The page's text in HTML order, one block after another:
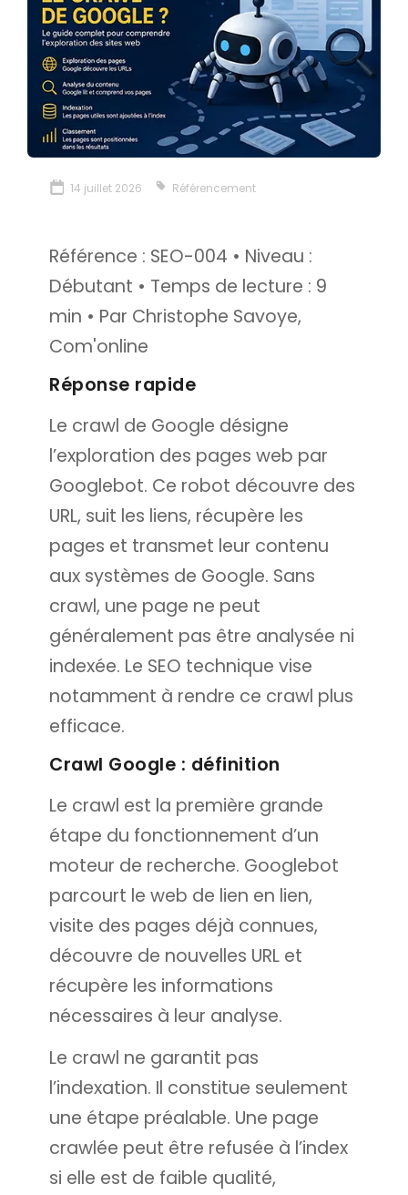
Emailing & newsletter
Envoi SMS
Google/Facebook Ads
Réseaux sociaux
Créations graphiques
14 juillet 2026 Référencement
Référence : SEO-004 • Niveau :
Débutant • Temps de lecture : 9
min • Par Christophe Savoye,
Com'online
Réponse rapide
Le crawl de Google désigne
l’exploration des pages web par
Googlebot. Ce robot découvre des
URL, suit les liens, récupère les
pages et transmet leur contenu
aux systèmes de Google. Sans
crawl, une page ne peut
généralement pas être analysée ni
indexée. Le SEO technique vise
notamment à rendre ce crawl plus
efficace.
Crawl Google : définition
Le crawl est la première grande
étape du fonctionnement d’un
moteur de recherche. Googlebot
parcourt le web de lien en lien,
visite des pages déjà connues,
découvre de nouvelles URL et
récupère les informations
nécessaires à leur analyse.
Le crawl ne garantit pas
l’indexation. Il constitue seulement
une étape préalable. Une page
crawlée peut être refusée à l’index
si elle est de faible qualité,